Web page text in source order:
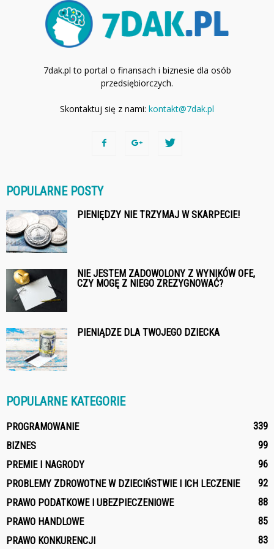
7dak.pl to portal o finansach i biznesie dla osób
przedsiębiorczych.
Skontaktuj się z nami: kontakt@7dak.pl
POPULARNE POSTY
PIENIĘDZY NIE TRZYMAJ W SKARPECIE!
NIE JESTEM ZADOWOLONY Z WYNIKÓW OFE,
CZY MOGĘ Z NIEGO ZREZYGNOWAĆ?
PIENIĄDZE DLA TWOJEGO DZIECKA
POPULARNE KATEGORIE
PROGRAMOWANIE
339
BIZNES
99
PREMIE I NAGRODY
96
PROBLEMY ZDROWOTNE W DZIECIŃSTWIE I ICH LECZENIE
92
PRAWO PODATKOWE I UBEZPIECZENIOWE
88
PRAWO HANDLOWE
85
PRAWO KONKURENCJI
83